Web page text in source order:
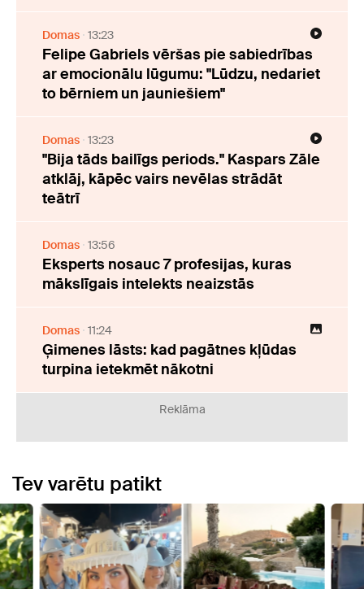
Domas 13:23
Felipe Gabriels vēršas pie sabiedrības
ar emocionālu lūgumu: "Lūdzu, nedariet
to bērniem un jauniešiem"
Domas 13:23
"Bija tāds bailīgs periods." Kaspars Zāle
atklāj, kāpēc vairs nevēlas strādāt
teātrī
Domas 13:56
Eksperts nosauc 7 profesijas, kuras
mākslīgais intelekts neaizstās
Domas 11:24
Ģimenes lāsts: kad pagātnes kļūdas
turpina ietekmēt nākotni
Reklāma
Tev varētu patikt